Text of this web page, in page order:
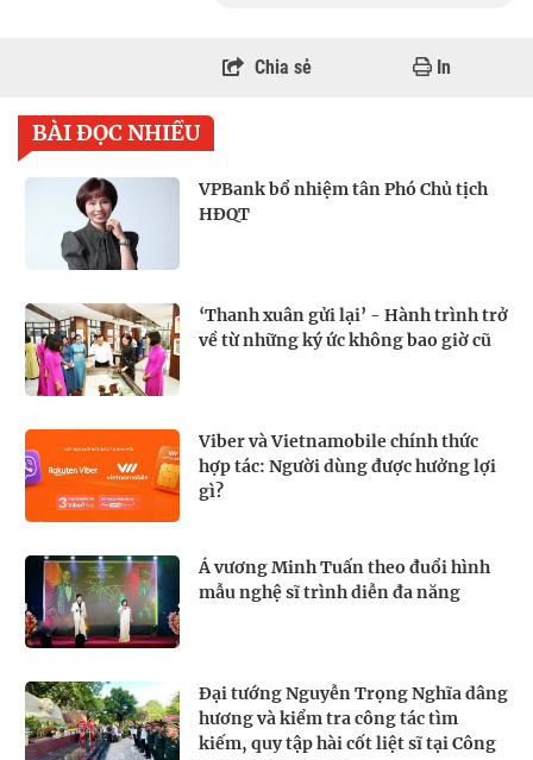
Chia sẻ In
BÀI ĐỌC NHIỀU
VPBank bổ nhiệm tân Phó Chủ tịch
HĐQT
‘Thanh xuân gửi lại’ - Hành trình trở
về từ những ký ức không bao giờ cũ
Viber và Vietnamobile chính thức
hợp tác: Người dùng được hưởng lợi
gì?
Á vương Minh Tuấn theo đuổi hình
mẫu nghệ sĩ trình diễn đa năng
Đại tướng Nguyễn Trọng Nghĩa dâng
hương và kiểm tra công tác tìm
kiếm, quy tập hài cốt liệt sĩ tại Công